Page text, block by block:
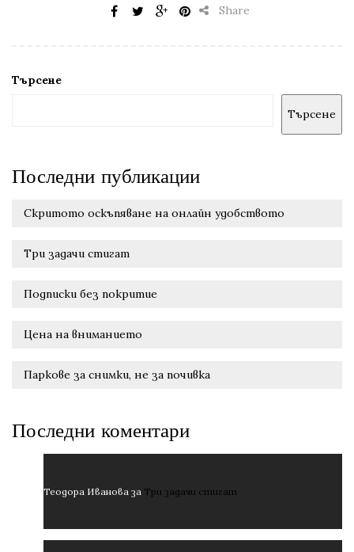
Share
Търсене
Търсене
Последни публикации
Скритото оскъпяване на онлайн удобството
Три задачи стигат
Подписки без покритие
Цена на вниманието
Паркове за снимки, не за почивка
Последни коментари
Теодора Иванова за Три задачи стигат